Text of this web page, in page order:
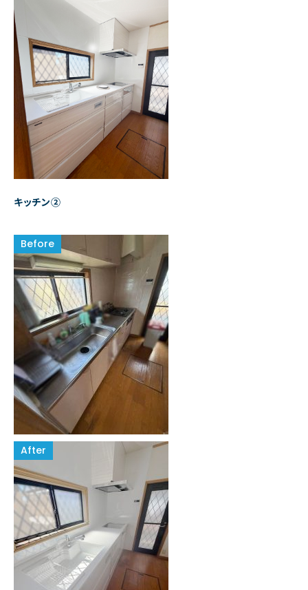
キッチン②